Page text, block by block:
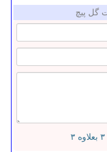
گل پیچ